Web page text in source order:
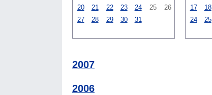
20
21 22 23 24 25
26
27
28 29 30 31
17
18
24
25
2007
2006